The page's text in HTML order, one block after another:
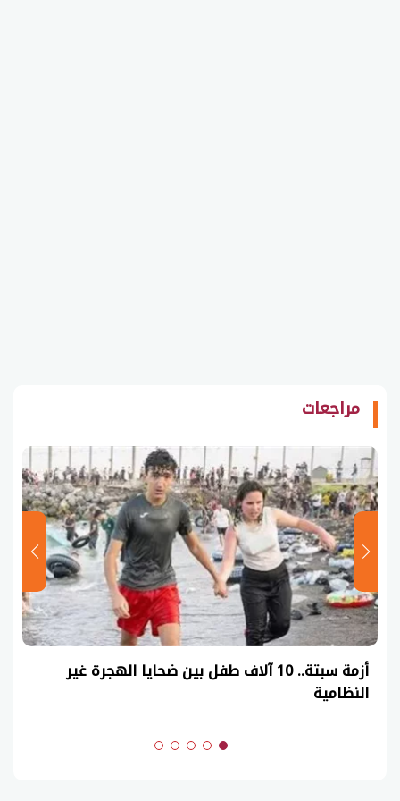
مراجعات
أزمة سبتة.. 10 آلاف طفل بين ضحايا الهجرة غير
النظامية